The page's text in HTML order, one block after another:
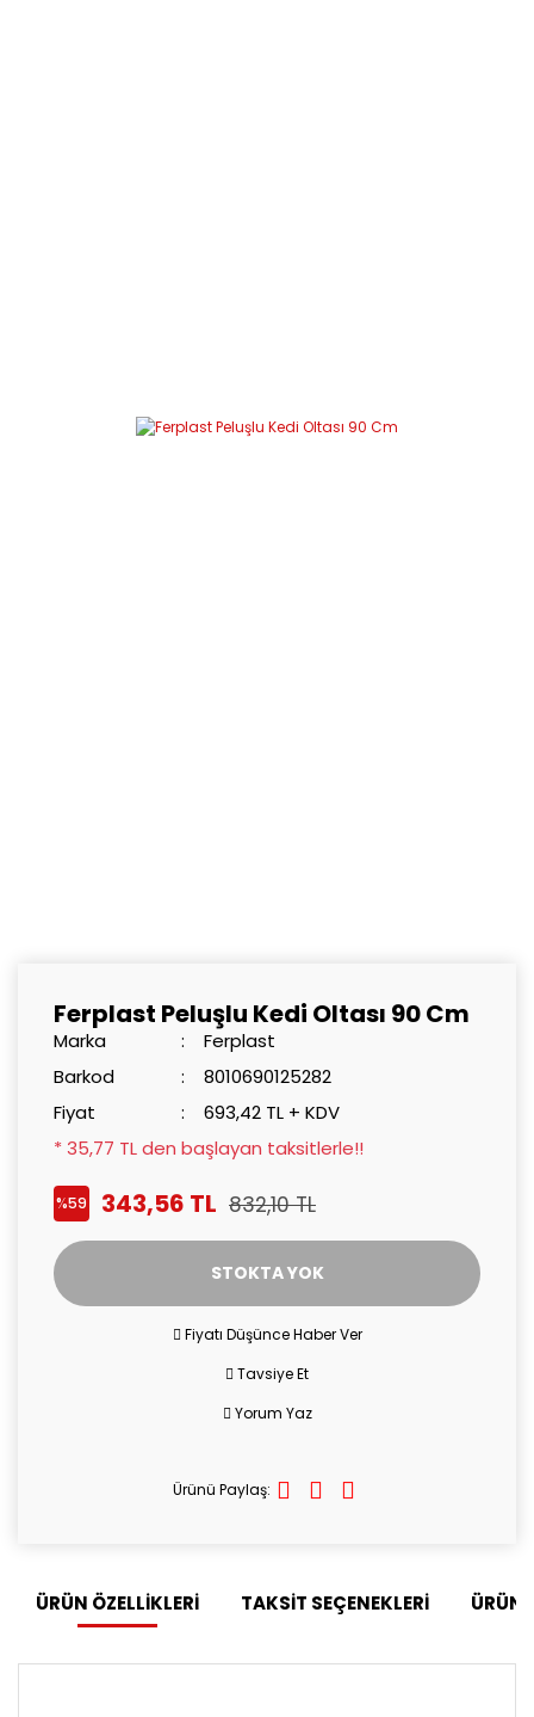
Ferplast Peluşlu Kedi Oltası 90 Cm
Marka
Ferplast
Barkod
8010690125282
Fiyat
693,42 TL + KDV
* 35,77 TL den başlayan taksitlerle!!
%59 343,56 TL 832,10 TL
STOKTA YOK
Fiyatı Düşünce Haber Ver
Tavsiye Et
Yorum Yaz
Ürünü Paylaş:
ÜRÜN ÖZELLİKLERİ TAKSİT SEÇENEKLERİ ÜRÜN